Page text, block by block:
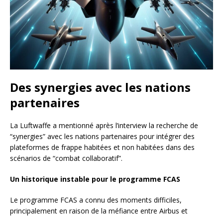
Des synergies avec les nations
partenaires
La Luftwaffe a mentionné après l’interview la recherche de
“synergies” avec les nations partenaires pour intégrer des
plateformes de frappe habitées et non habitées dans des
scénarios de “combat collaboratif”.
Un historique instable pour le programme FCAS
Le programme FCAS a connu des moments difficiles,
principalement en raison de la méfiance entre Airbus et